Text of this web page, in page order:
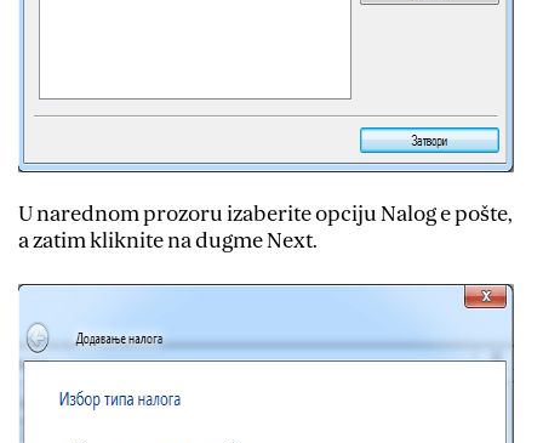
U narednom prozoru izaberite opciju Nalog e pošte,
a zatim kliknite na dugme Next.